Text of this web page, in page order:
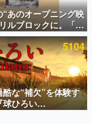
ー数万以上！ などな
渾身の“殿堂入り”記
“あのオープニング映
ルブロックに。「東
カル グッズコレクシ
下旬より発売 5104
な“補欠”を体験す
球ひろい
が「1件」のウィッ